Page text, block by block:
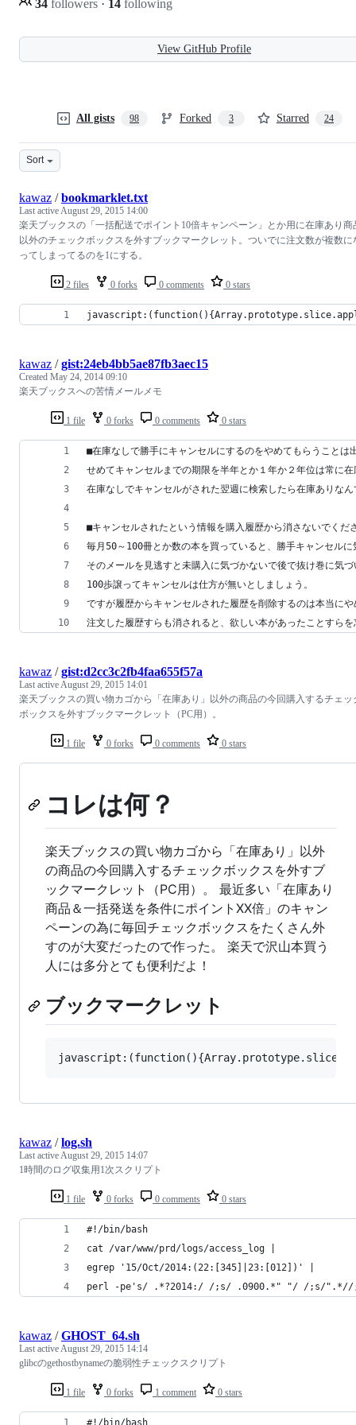
34 followers · 14 following
View GitHub Profile
All gists 98 Forked 3 Starred 24
Sort
2 files 0 forks 0 comments 0 stars
kawaz /bookmarklet.txt
Last activeAugust 29, 2015 14:00
楽天ブックスの「一括配送でポイント10倍キャンペーン」とか用に在庫あり商
以外のチェックボックスを外すブックマークレット。ついでに注文数が複数に
ってしまってるのを1にする。
1 file 0 forks 0 comments 0 stars
kawaz /gist:24eb4bb5ae87fb3aec15
Created May 24, 2014 09:10
楽天ブックスへの苦情メールメモ
■在庫なしで勝手にキャンセルにするのをやめてもらうことは
せめてキャンセルまでの期限を半年とか１年か２年位は常に
在庫なしでキャンセルがされた翌週に検索したら在庫ありな
■キャンセルされたという情報を購入履歴から消さないでくだ
毎月50～100冊とか数の本を買っていると、勝手キャンセル
そのメールを見逃すと未購入に気づかないで後で抜け巻に気
100歩譲ってキャンセルは仕方が無いとしましょう。
ですが履歴からキャンセルされた履歴を削除するのは本当に
注文した履歴すらも消されると、欲しい本があったことすら
1 file 0 forks 0 comments 0 stars
kawaz /gist:d2cc3c2fb4faa655f57a
Last activeAugust 29, 2015 14:01
楽天ブックスの買い物カゴから「在庫あり」以外の商品の今回購入するチェッ
ボックスを外すブックマークレット（PC用）。
コレは何？
楽天ブックスの買い物カゴから「在庫あり」以外
の商品の今回購入するチェックボックスを外すブ
ックマークレット（PC用）。 最近多い「在庫あり
商品＆一括発送を条件にポイントXX倍」のキャン
ペーンの為に毎回チェックボックスをたくさん外
すのが大変だったので作った。 楽天で沢山本買う
人には多分とても便利だよ！
ブックマークレット
1 file 0 forks 0 comments 0 stars
kawaz /log.sh
Last active August 29, 2015 14:07
1時間のログ収集用1次スクリプト
#!/bin/bash
cat /var/www/prd/logs/access_log |
egrep '15/Oct/2014:(22:[345]|23:[012])' |
perl -pe's/ .*?2014:/ /;s/ .0900.*" "/ /;s/".*//
1 file 0 forks 1 comment 0 stars
kawaz /GHOST_64.sh
Last active August 29, 2015 14:14
glibcのgethostbynameの脆弱性チェックスクリプト
#!/bin/bash